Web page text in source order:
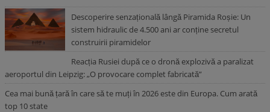
Descoperire senzațională lângă Piramida Roșie: Un
sistem hidraulic de 4.500 ani ar conține secretul
construirii piramidelor
Reacția Rusiei după ce o dronă explozivă a paralizat
aeroportul din Leipzig: „O provocare complet fabricată”
Cea mai bună țară în care să te muți în 2026 este din Europa. Cum arată
top 10 state